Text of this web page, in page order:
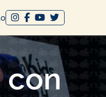
con